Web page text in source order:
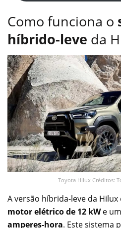
Como funciona o
híbrido-leve da
Toyota Hilux Créditos:
A versão híbrida-leve da
motor elétrico de 12 kWe
amperes-hora. Este sistema